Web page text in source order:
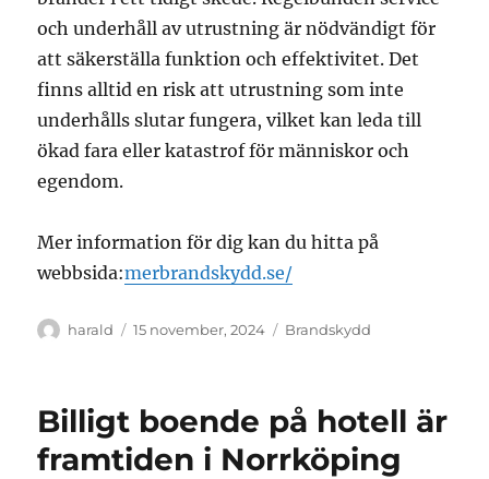
och underhåll av utrustning är nödvändigt för
att säkerställa funktion och effektivitet. Det
finns alltid en risk att utrustning som inte
underhålls slutar fungera, vilket kan leda till
ökad fara eller katastrof för människor och
egendom.
Mer information för dig kan du hitta på
webbsida:merbrandskydd.se/
Författare
harald
Publicerat
15 november, 2024 Kategorier
Brandskydd
Billigt boende på hotell är
framtiden i Norrköping